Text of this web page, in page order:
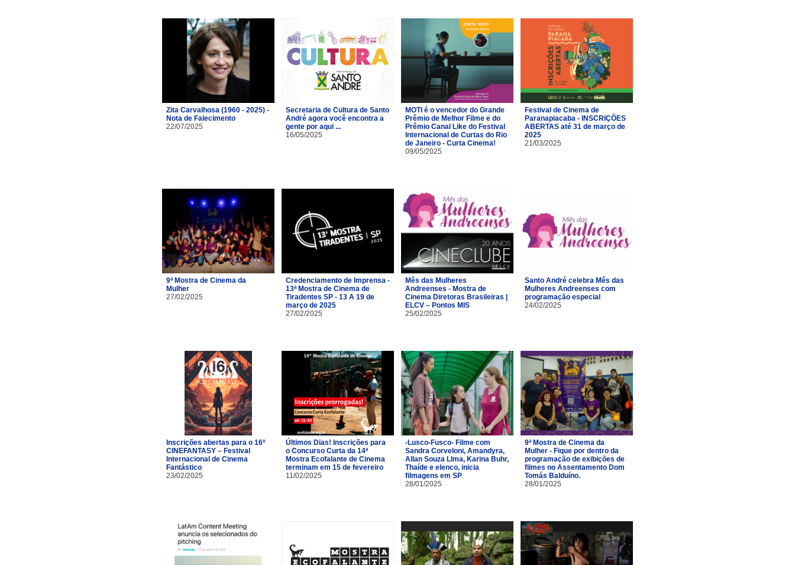
Zita Carvalhosa (1960 - 2025) -
Nota de Falecimento
22/07/2025
Secretaria de Cultura de Santo
André agora você encontra a
gente por aqui ...
16/05/2025
MOTI é o vencedor do Grande
Prêmio de Melhor Filme e do
Prêmio Canal Like do Festival
Internacional de Curtas do Rio
de Janeiro - Curta Cinema!
09/05/2025
Festival de Cinema de
Paranapiacaba - INSCRIÇÕES
ABERTAS até 31 de março de
2025
21/03/2025
9ª Mostra de Cinema da
Mulher
27/02/2025
Credenciamento de Imprensa -
13ª Mostra de Cinema de
Tiradentes SP - 13 A 19 de
março de 2025
27/02/2025
Mês das Mulheres
Andreenses - Mostra de
Cinema Diretoras Brasileiras |
ELCV – Pontos MIS
25/02/2025
Santo André celebra Mês das
Mulheres Andreenses com
programação especial
24/02/2025
Inscrições abertas para o 16º
CINEFANTASY – Festival
Internacional de Cinema
Fantástico
23/02/2025
Últimos Dias! Inscrições para
o Concurso Curta da 14ª
Mostra Ecofalante de Cinema
terminam em 15 de fevereiro
11/02/2025
-Lusco-Fusco- Filme com
Sandra Corveloni, Amandyra,
Allan Souza LIma, Karina Buhr,
Thaíde e elenco, inicia
filmagens em SP
28/01/2025
9ª Mostra de Cinema da
Mulher - Fique por dentro da
programação de exibições de
filmes no Assentamento Dom
Tomás Balduíno.
28/01/2025